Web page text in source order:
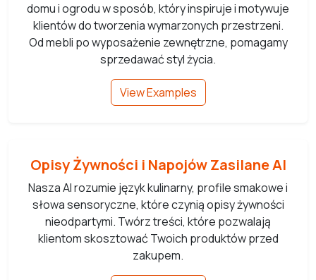
domu i ogrodu w sposób, który inspiruje i motywuje
klientów do tworzenia wymarzonych przestrzeni.
Od mebli po wyposażenie zewnętrzne, pomagamy
sprzedawać styl życia.
View Examples
Opisy Żywności i Napojów Zasilane AI
Nasza AI rozumie język kulinarny, profile smakowe i
słowa sensoryczne, które czynią opisy żywności
nieodpartymi. Twórz treści, które pozwalają
klientom skosztować Twoich produktów przed
zakupem.